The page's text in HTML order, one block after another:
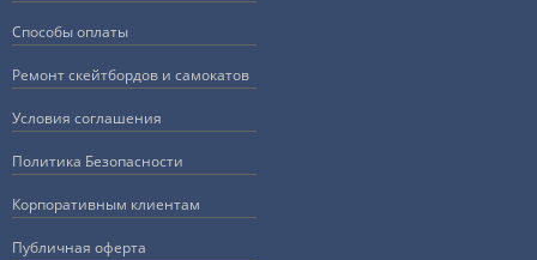
Способы оплаты
Ремонт скейтбордов и самокатов
Условия соглашения
Политика Безопасности
Корпоративным клиентам
Публичная оферта